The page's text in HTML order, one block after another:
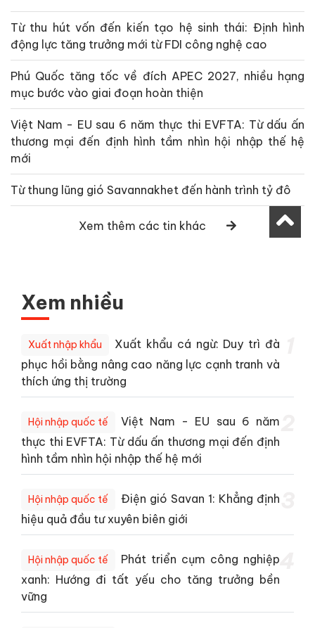
Từ thu hút vốn đến kiến tạo hệ sinh thái: Định hình
động lực tăng trưởng mới từ FDI công nghệ cao
Phú Quốc tăng tốc về đích APEC 2027, nhiều hạng
mục bước vào giai đoạn hoàn thiện
Việt Nam - EU sau 6 năm thực thi EVFTA: Từ dấu ấn
thương mại đến định hình tầm nhìn hội nhập thế hệ
mới
Từ thung lũng gió Savannakhet đến hành trình tỷ đô
Xem thêm các tin khác
Xem nhiều
Xuất nhập khẩu
Xuất khẩu cá ngừ: Duy trì đà
phục hồi bằng nâng cao năng lực cạnh tranh và
thích ứng thị trường
Hội nhập quốc tế
Việt Nam - EU sau 6 năm
thực thi EVFTA: Từ dấu ấn thương mại đến định
hình tầm nhìn hội nhập thế hệ mới
Hội nhập quốc tế
Điện gió Savan 1: Khẳng định
hiệu quả đầu tư xuyên biên giới
Hội nhập quốc tế
Phát triển cụm công nghiệp
xanh: Hướng đi tất yếu cho tăng trưởng bền
vững